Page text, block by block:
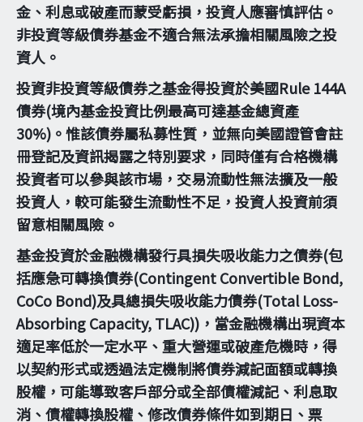
金、利息或破產而蒙受虧損，投資人應審慎評估。
非投資等級債券基金不適合無法承擔相關風險之投
資人。
投資非投資等級債券之基金得投資於美國Rule 144A
債券(境內基金投資比例最高可達基金總資產
30%)。惟該債券屬私募性質，並無向美國證管會註
冊登記及資訊揭露之特別要求，同時僅有合格機構
投資者可以參與該市場，交易流動性無法擴及一般
投資人，較可能發生流動性不足，投資人投資前須
留意相關風險。
基金投資於金融機構發行具損失吸收能力之債券(包
括應急可轉換債券(Contingent Convertible Bond,
CoCo Bond)及具總損失吸收能力債券(Total Loss-
Absorbing Capacity, TLAC))，當金融機構出現資本
適足率低於一定水平、重大營運或破產危機時，得
以契約形式或透過法定機制將債券減記面額或轉換
股權，可能導致客戶部分或全部債權減記、利息取
消、債權轉換股權、修改債券條件如到期日、票